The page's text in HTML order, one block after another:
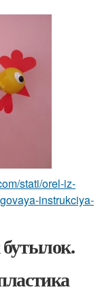
stati/orel-iz-
instrukciya-